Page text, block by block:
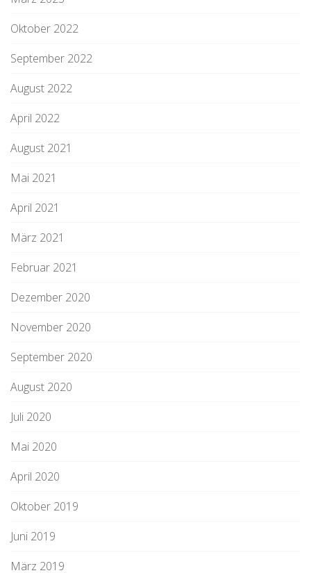
Oktober 2022
September 2022
August 2022
April 2022
August 2021
Mai 2021
April 2021
März 2021
Februar 2021
Dezember 2020
November 2020
September 2020
August 2020
Juli 2020
Mai 2020
April 2020
Oktober 2019
Juni 2019
März 2019